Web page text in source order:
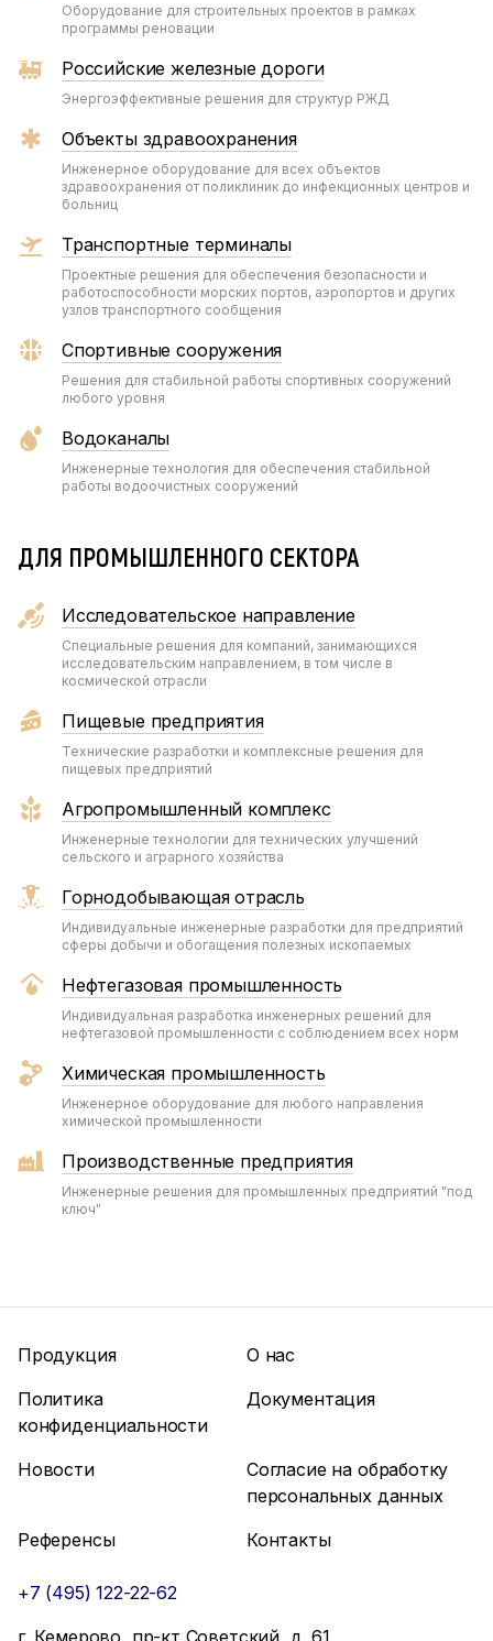
Оборудование для строительных проектов в рамках
программы реновации
Российские железные дороги
Энергоэффективные решения для структур РЖД
Объекты здравоохранения
Инженерное оборудование для всех объектов
здравоохранения от поликлиник до инфекционных центров и
больниц
Транспортные терминалы
Проектные решения для обеспечения безопасности и
работоспособности морских портов, аэропортов и других
узлов транспортного сообщения
Спортивные сооружения
Решения для стабильной работы спортивных сооружений
любого уровня
Водоканалы
Инженерные технология для обеспечения стабильной
работы водоочистных сооружений
ДЛЯ ПРОМЫШЛЕННОГО СЕКТОРА
Исследовательское направление
Специальные решения для компаний, занимающихся
исследовательским направлением, в том числе в
космической отрасли
Пищевые предприятия
Технические разработки и комплексные решения для
пищевых предприятий
Агропромышленный комплекс
Инженерные технологии для технических улучшений
сельского и аграрного хозяйства
Горнодобывающая отрасль
Индивидуальные инженерные разработки для предприятий
сферы добычи и обогащения полезных ископаемых
Нефтегазовая промышленность
Индивидуальная разработка инженерных решений для
нефтегазовой промышленности с соблюдением всех норм
Химическая промышленность
Инженерное оборудование для любого направления
химической промышленности
Производственные предприятия
Инженерные решения для промышленных предприятий "под
ключ"
Продукция
О нас
Политика
конфиденциальности
Документация
Новости
Согласие на обработку
персональных данных
Референсы
Контакты
+7 (495) 122-22-62
г. Кемерово, пр-кт Советский, д. 61